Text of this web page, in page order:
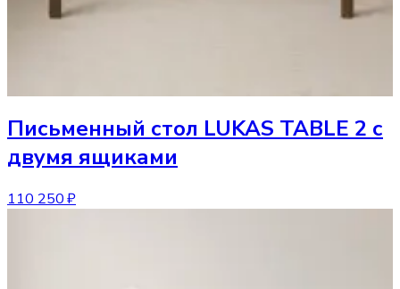
Письменный стол LUKAS TABLE 2 с
двумя ящиками
110 250 ₽